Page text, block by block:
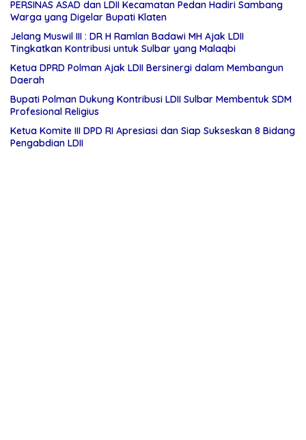
PERSINAS ASAD dan LDII Kecamatan Pedan Hadiri Sambang
Warga yang Digelar Bupati Klaten
Jelang Muswil III : DR H Ramlan Badawi MH Ajak LDII
Tingkatkan Kontribusi untuk Sulbar yang Malaqbi
Ketua DPRD Polman Ajak LDII Bersinergi dalam Membangun
Daerah
Bupati Polman Dukung Kontribusi LDII Sulbar Membentuk SDM
Profesional Religius
Ketua Komite III DPD RI Apresiasi dan Siap Sukseskan 8 Bidang
Pengabdian LDII